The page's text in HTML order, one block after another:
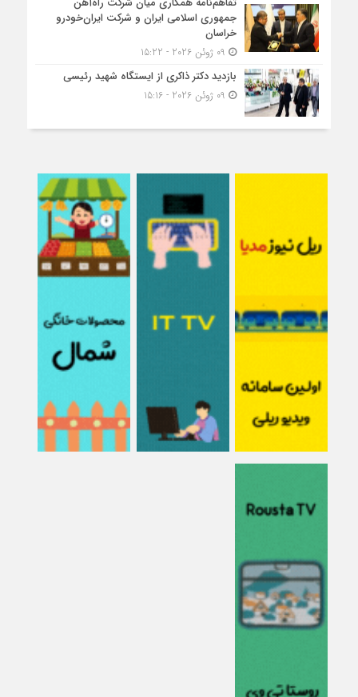
جمهوری اسلامی ایران و شرکت ایران‌خودرو
خراسان
بازدید دکتر ذاکری از ایستگاه شهید رئیسی